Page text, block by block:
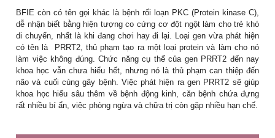
BFIE còn có tên gọi khác là bệnh rối loạn PKC (Protein kinase C),
dễ nhận biết bằng hiện tượng co cứng cơ đột ngột làm cho trẻ khó
di chuyển, nhất là khi đang chơi hay đi lại. Loại gen vừa phát hiện
có tên là PRRT2, thủ phạm tạo ra một loại protein và làm cho nó
làm việc không đúng. Chức năng cụ thể của gen PRRT2 đến nay
khoa học vẫn chưa hiểu hết, nhưng nó là thủ phạm can thiệp đến
não và cuối cùng gây bệnh. Việc phát hiện ra gen PRRT2 sẽ giúp
khoa học hiểu sâu thêm về bệnh động kinh, căn bệnh chứa đựng
rất nhiều bí ẩn, việc phòng ngừa và chữa trị còn gặp nhiều hạn chế.